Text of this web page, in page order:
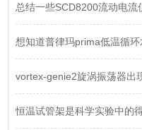
总结一些SCD8200流动电流
想知道普律玛prima低温循
vortex-genie2旋涡振荡器出
恒温试管架是科学实验中的